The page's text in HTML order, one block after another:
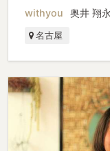
withyou 奥井 翔
名古屋